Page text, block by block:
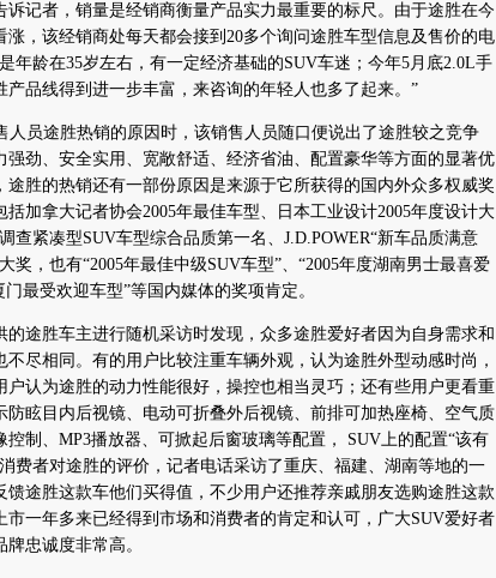
记者，销量是经销商衡量产品实力最重要的标尺。由于途胜在今
涨，该经销商处每天都会接到20多个询问途胜车型信息及售价的电
年龄在35岁左右，有一定经济基础的SUV车迷；今年5月底2.0L手
产品线得到进一步丰富，来咨询的年轻人也多了起来。”
员途胜热销的原因时，该销售人员随口便说出了途胜较之竞争
强劲、安全实用、宽敞舒适、经济省油、配置豪华等方面的显著优
途胜的热销还有一部份原因是来源于它所获得的国内外众多权威奖
加拿大记者协会2005年最佳车型、日本工业设计2005年度设计大
查紧凑型SUV车型综合品质第一名、J.D.POWER“新车品质满意
奖，也有“2005年最佳中级SUV车型”、“2005年度湖南男士最喜爱
最受欢迎车型”等国内媒体的奖项肯定。
胜车主进行随机采访时发现，众多途胜爱好者因为自身需求和
尽相同。有的用户比较注重车辆外观，认为途胜外型动感时尚，
户认为途胜的动力性能很好，操控也相当灵巧；还有些用户更看重
防眩目内后视镜、电动可折叠外后视镜、前排可加热座椅、空气质
控制、MP3播放器、可掀起后窗玻璃等配置， SUV上的配置“该有
费者对途胜的评价，记者电话采访了重庆、福建、湖南等地的一
馈途胜这款车他们买得值，不少用户还推荐亲戚朋友选购途胜这款
市一年多来已经得到市场和消费者的肯定和认可，广大SUV爱好者
忠诚度非常高。